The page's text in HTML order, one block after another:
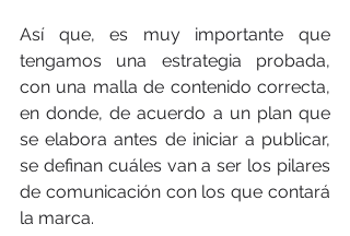
Así que, es muy importante que
tengamos una estrategia probada,
con una malla de contenido correcta,
en donde, de acuerdo a un plan que
se elabora antes de iniciar a publicar,
se definan cuáles van a ser los pilares
de comunicación con los que contará
la marca.